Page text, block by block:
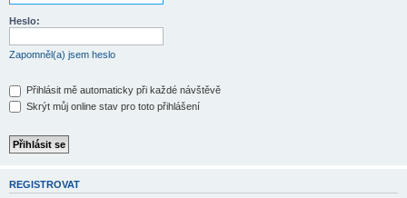
Heslo:
Zapomněl(a) jsem heslo
Přihlásit mě automaticky při každé návštěvě
Skrýt můj online stav pro toto přihlášení
REGISTROVAT